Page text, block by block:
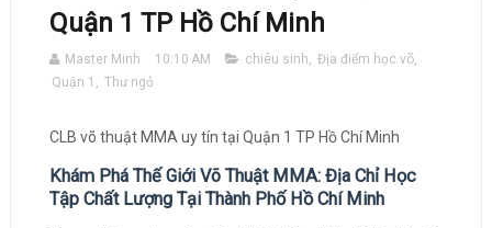
Quận 1 TP Hồ Chí Minh
Master Minh 10:10 AM chiêu sinh, Địa điểm học võ,
Quận 1 , Thư ngỏ
CLB võ thuật MMA uy tín tại Quận 1 TP Hồ Chí Minh
Khám Phá Thế Giới Võ Thuật MMA: Địa Chỉ Học
Tập Chất Lượng Tại Thành Phố Hồ Chí Minh